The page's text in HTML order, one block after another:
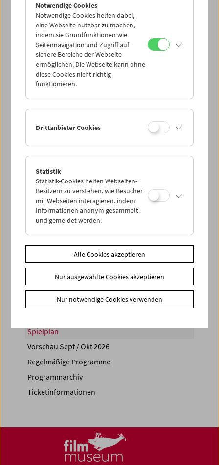
Di 13.9.
Mi 14.9.
Do 15.9.
Sa 17.9.
PROGRAMM ÜBERBLICK
Share on
Spielplan
Vorschau Sept / Okt 2026
Regelmäßige Programme
Programmarchiv
Ticketinformationen
Notwendige Cookies
Notwendige Cookies helfen dabei,
eine Webseite nutzbar zu machen,
indem sie Grundfunktionen wie
Seitennavigation und Zugriff auf
sichere Bereiche der Webseite
ermöglichen. Die Webseite kann ohne
diese Cookies nicht richtig
funktionieren.
Drittanbieter Cookies
Statistik
Statistik-Cookies helfen Webseiten-
Besitzern zu verstehen, wie Besucher
mit Webseiten interagieren, indem
Informationen anonym gesammelt
und gemeldet werden.
Alle Cookies akzeptieren
Nur ausgewählte Cookies akzeptieren
Nur notwendige Cookies verwenden